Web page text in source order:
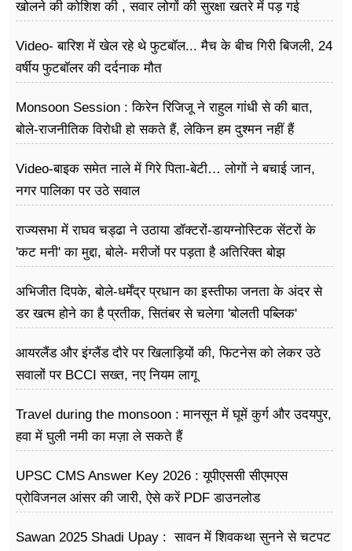
खोलने की कोशिश की , सवार लोगों की सुरक्षा खतरे में पड़ गई
Video- बारिश में खेल रहे थे फुटबॉल... मैच के बीच गिरी बिजली, 24
वर्षीय फुटबॉलर की दर्दनाक मौत
Monsoon Session : किरेन रिजिजू ने राहुल गांधी से की बात,
बोले-राजनीतिक विरोधी हो सकते हैं, लेकिन हम दुश्मन नहीं हैं
Video-बाइक समेत नाले में गिरे पिता-बेटी… लोगों ने बचाई जान,
नगर पालिका पर उठे सवाल
राज्यसभा में राघव चड्ढा ने उठाया डॉक्टरों-डायग्नोस्टिक सेंटरों के
'कट मनी' का मुद्दा, बोले- मरीजों पर पड़ता है अ​तिरिक्त बोझ
अभिजीत दिपके, बोले-धर्मेंद्र प्रधान का इस्तीफा जनता के अंदर से
डर खत्म होने का है प्रतीक, सितंबर से चलेगा 'बोलती पब्लिक'
आयरलैंड और इंग्लैंड दौरे पर खिलाड़ियों की, फिटनेस को लेकर उठे
सवालों पर BCCI सख्त, नए नियम लागू
Travel during the monsoon : मानसून में घूमें कुर्ग और उदयपुर,
हवा में घुली नमी का मज़ा ले सकते हैं
UPSC CMS Answer Key 2026 : यूपीएससी सीएमएस
प्रोविजनल आंसर की जारी, ऐसे करें PDF डाउनलोड
Sawan 2025 Shadi Upay : सावन में शिवकथा सुनने से चटपट